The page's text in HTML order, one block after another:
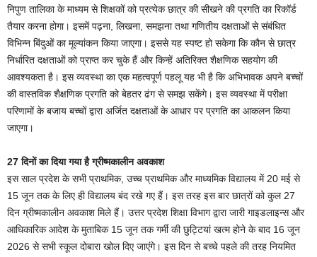
निपुण तालिका के माध्यम से शिक्षकों को प्रत्येक छात्र की सीखने की प्रगति का रिकॉर्ड
तैयार करना होगा। इसमें पढ़ना, लिखना, समझना तथा गणितीय दक्षताओं से संबंधित
विभिन्न बिंदुओं का मूल्यांकन किया जाएगा। इससे यह स्पष्ट हो सकेगा कि कौन से छात्र
निर्धारित दक्षताओं को प्राप्त कर चुके हैं और किन्हें अतिरिक्त शैक्षणिक सहयोग की
आवश्यकता है। इस व्यवस्था का एक महत्वपूर्ण पहलू यह भी है कि अभिभावक अपने बच्चों
की वास्तविक शैक्षणिक प्रगति को बेहतर ढंग से समझ सकेंगे। इस व्यवस्था में परीक्षा
परिणामों के बजाय बच्चों द्वारा अर्जित दक्षताओं के आधार पर प्रगति का आकलन किया
जाएगा।
27 दिनों का दिया गया है ग्रीष्मकालीन अवकाश
इस साल प्रदेश के सभी प्राथमिक, उच्च प्राथमिक और माध्यमिक विद्यालय में 20 मई से
15 जून तक के लिए ही विद्यालय बंद रखे गए हैं। इस तरह इस बार छात्रों को कुल 27
दिन ग्रीष्मकालीन अवकाश मिले हैं। उत्तर प्रदेश शिक्षा विभाग द्वारा जारी गाइडलाइन्स और
आधिकारिक आदेश के मुताबिक 15 जून तक गर्मी की छुट्टियां खत्म होने के बाद 16 जून
2026 से सभी स्कूल दोबारा खोल दिए जाएंगे। इस दिन से बच्चे पहले की तरह नियमित